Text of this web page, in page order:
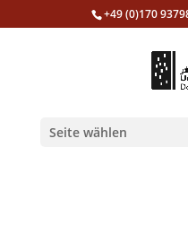
+49 (0)170
Seite wählen